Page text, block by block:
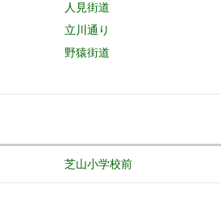
人見街道
立川通り
野猿街道
芝山小学校前